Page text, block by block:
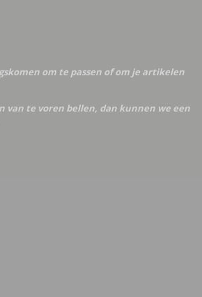
om te passen of om je artikelen
van te voren bellen, dan kunnen we een